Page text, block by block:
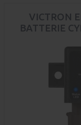
VICTRON
BATTERIE